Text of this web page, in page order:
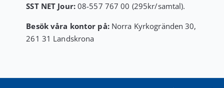
SST NET Jour:08-557 767 00 (295kr/samtal).
Besök våra kontor på: Norra Kyrkogränden 30,
261 31 Landskrona